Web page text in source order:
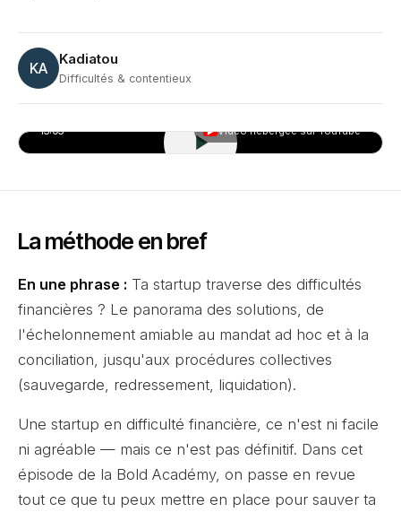
KA
Kadiatou
Difficultés & contentieux
13:03 ▶ Vidéo hébergée sur YouTube
La méthode en bref
En une phrase : Ta startup traverse des difficultés
financières ? Le panorama des solutions, de
l'échelonnement amiable au mandat ad hoc et à la
conciliation, jusqu'aux procédures collectives
(sauvegarde, redressement, liquidation).
Une startup en difficulté financière, ce n'est ni facile
ni agréable — mais ce n'est pas définitif. Dans cet
épisode de la Bold Académy, on passe en revue
tout ce que tu peux mettre en place pour sauver ta